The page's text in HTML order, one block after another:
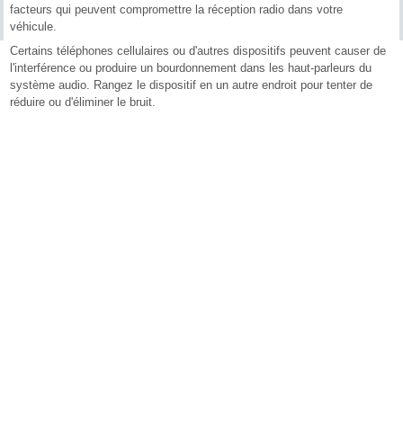
facteurs qui peuvent compromettre la réception radio dans votre
véhicule.
Certains téléphones cellulaires ou d'autres dispositifs peuvent causer de
l'interférence ou produire un bourdonnement dans les haut-parleurs du
système audio. Rangez le dispositif en un autre endroit pour tenter de
réduire ou d'éliminer le bruit.